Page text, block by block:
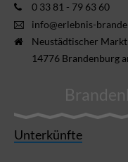
0 33 81 - 79 63 60
info@erlebnis-
Neustädtischer
14776 Brandenburg
Unterkünfte